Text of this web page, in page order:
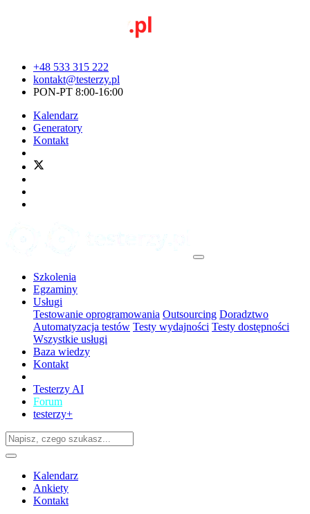
+48 533 315 222
kontakt@testerzy.pl
PON-PT 8:00-16:00
Kalendarz
Generatory
Kontakt
Szkolenia
Egzaminy
Usługi
Testowanie oprogramowania Outsourcing Doradztwo
Automatyzacja testów Testy wydajności Testy dostępności
Wszystkie usługi
Baza wiedzy
Kontakt
Testerzy AI
Forum
testerzy+
Kalendarz
Ankiety
Kontakt